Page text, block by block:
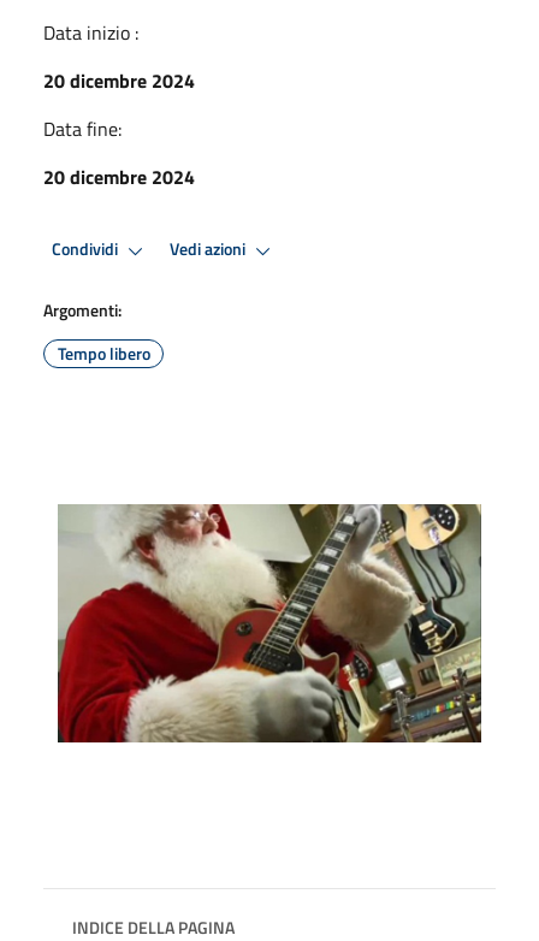
Data inizio :
20 dicembre 2024
Data fine:
20 dicembre 2024
Condividi Vedi azioni
Argomenti:
Tempo libero
INDICE DELLA PAGINA